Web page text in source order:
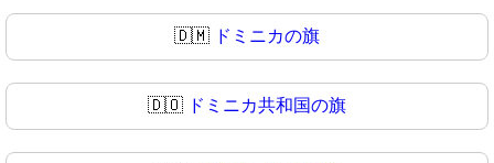
🇩🇲 ドミニカの旗
🇩🇴 ドミニカ共和国の旗